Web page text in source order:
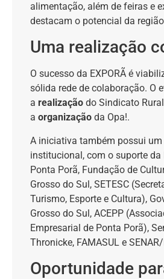
alimentação, além de feiras e
destacam o potencial da
Uma realização
O sucesso da EXPORÃ é
sólida rede de colaboração. O
a realização do Sindicato
a organização da Opa!.
A iniciativa também possui
institucional, com o suporte da
Ponta Porã, Fundação de
Grosso do Sul, SETESC
Turismo, Esporte e Cultura),
Grosso do Sul, ACEPP
Empresarial de Ponta Porã),
Thronicke, FAMASUL e
Oportunidade